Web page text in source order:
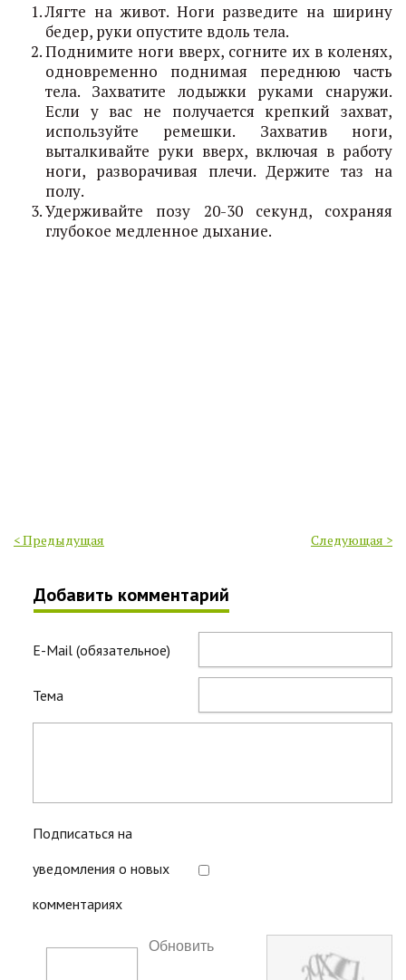
Лягте на живот. Ноги разведите на ширину
бедер, руки опустите вдоль тела.
Поднимите ноги вверх, согните их в коленях,
одновременно поднимая переднюю часть
тела. Захватите лодыжки руками снаружи.
Если у вас не получается крепкий захват,
используйте ремешки. Захватив ноги,
выталкивайте руки вверх, включая в работу
ноги, разворачивая плечи. Держите таз на
полу.
Удерживайте позу 20-30 секунд, сохраняя
глубокое медленное дыхание.
< Предыдущая Следующая >
Добавить комментарий
E-Mail (обязательное)
Тема
Подписаться на
уведомления о новых
комментариях
Обновить